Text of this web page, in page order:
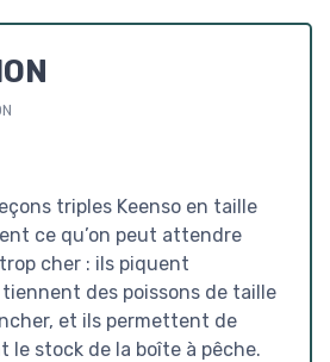
triples Keenso en taille
ce qu’on peut attendre
cher : ils piquent
des poissons de taille
et ils permettent de
le stock de la boîte à pêche.